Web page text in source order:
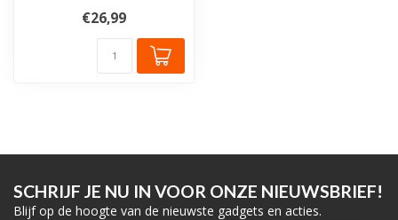
€26,99
SCHRIJF JE NU IN VOOR ONZE NIEUWSBRIEF!
Blijf op de hoogte van de nieuwste gadgets en acties.